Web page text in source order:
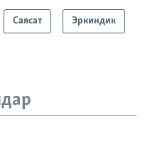
Саясат Эркиндик